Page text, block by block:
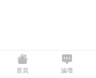
首頁 論壇